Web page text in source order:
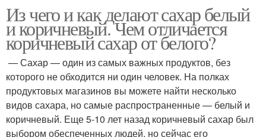
Из чего и как делают сахар белый
и коричневый. Чем отличается
коричневый сахар от белого?
— Сахар — один из самых важных продуктов, без
которого не обходится ни один человек. На полках
продуктовых магазинов вы можете найти несколько
видов сахара, но самые распространенные — белый и
коричневый. Еще 5-10 лет назад коричневый сахар был
выбором обеспеченных людей, но сейчас его